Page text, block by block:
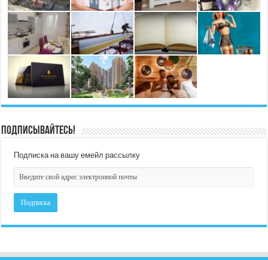
Подписывайтесь!
Подписка на вашу емейл рассылку